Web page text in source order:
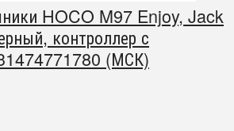
HOCO M97 Enjoy, Jack
контроллер с
(МСК)